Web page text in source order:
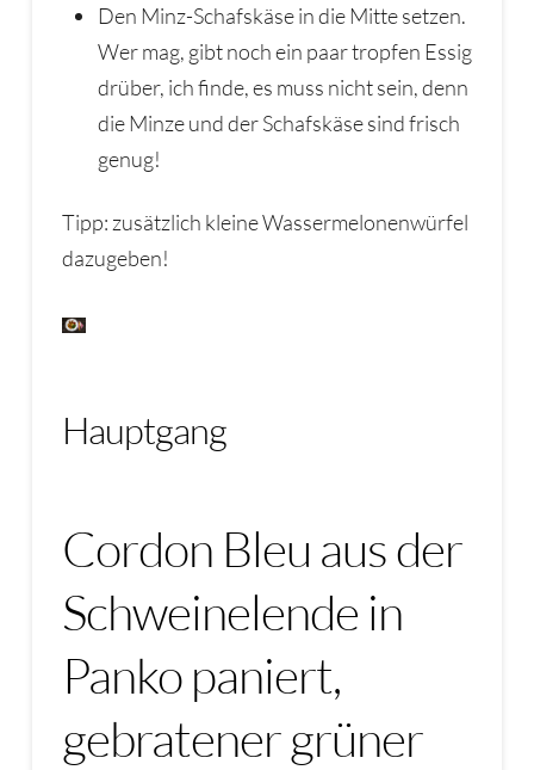
Den Minz-Schafskäse in die Mitte setzen.
Wer mag, gibt noch ein paar tropfen Essig
drüber, ich finde, es muss nicht sein, denn
die Minze und der Schafskäse sind frisch
genug!
Tipp: zusätzlich kleine Wassermelonenwürfel
dazugeben!
Hauptgang
Cordon Bleu aus der
Schweinelende in
Panko paniert,
gebratener grüner